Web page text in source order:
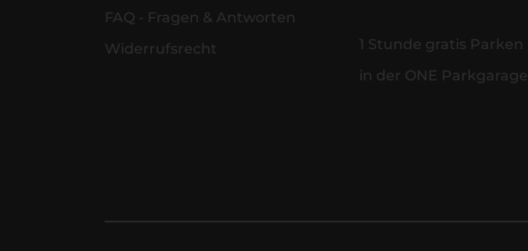
FAQ - Fragen & Antworten
Widerrufsrecht
1 Stunde gratis Parken
in der ONE Parkgarage